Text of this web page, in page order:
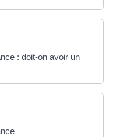
: doit-on avoir un